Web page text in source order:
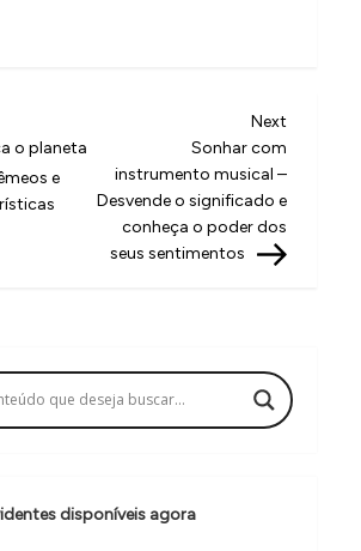
o planeta
e
Next
Post
Next
Sonhar com
instrumento musical –
Desvende o significado e
conheça o poder dos
seus sentimentos
disponíveis agora